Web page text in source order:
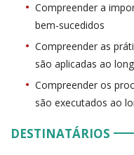
Compreender a
bem-sucedidos
Compreender as
são aplicadas ao
Compreender os
são executados ao
DESTINATÁRIOS